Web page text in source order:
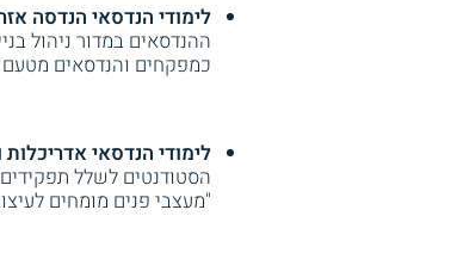
לימודי הנדסאי הנדסה
ההנדסאים במדור ניהול
כמפקחים והנדסאים מטעם
לימודי הנדסאי אדריכלות
הסטודנטים לשלל תפקידים
"מעצבי פנים מומחים